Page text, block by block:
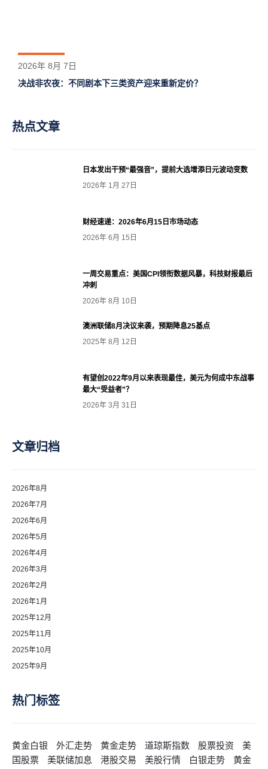
2026年 8月 7日
决战非农夜：不同剧本下三类资产迎来重新定价？
热点文章
日本发出干预“最强音”，提前大选增添日元波动变数
2026年 1月 27日
财经速递：2026年6月15日市场动态
2026年 6月 15日
一周交易重点：美国CPI领衔数据风暴，科技财报最后
冲刺
2026年 8月 10日
澳洲联储8月决议来袭，预期降息25基点
2025年 8月 12日
有望创2022年9月以来表现最佳，美元为何成中东战事
最大“受益者”？
2026年 3月 31日
文章归档
2026年8月
2026年7月
2026年6月
2026年5月
2026年4月
2026年3月
2026年2月
2026年1月
2025年12月
2025年11月
2025年10月
2025年9月
热门标签
黄金白银 外汇走势 黄金走势 道琼斯指数 股票投资
美
国股票
美联储加息 港股交易 美股行情 白银走势
黄金